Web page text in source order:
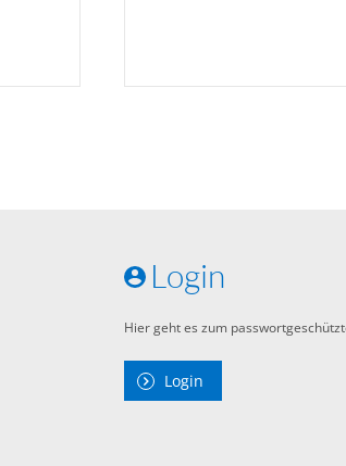
Login
Hier geht es zum
Login